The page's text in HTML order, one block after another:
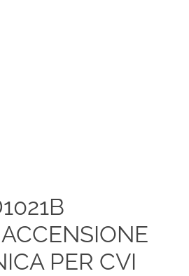
PER CVI